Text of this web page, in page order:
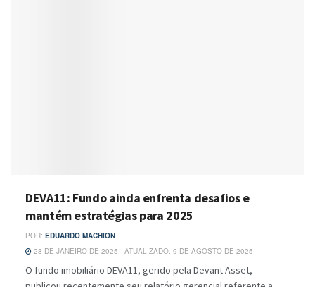
DEVA11: Fundo ainda enfrenta desafios e
mantém estratégias para 2025
POR: EDUARDO MACHION
28 DE JANEIRO DE 2025 - ATUALIZADO: 9 DE AGOSTO DE 2025
O fundo imobiliário DEVA11, gerido pela Devant Asset,